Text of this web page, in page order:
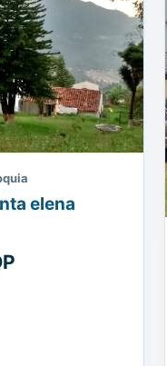
elena